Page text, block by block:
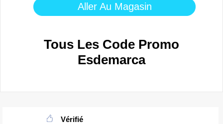
Aller Au Magasin
Tous Les Code Promo
Esdemarca
Vérifié